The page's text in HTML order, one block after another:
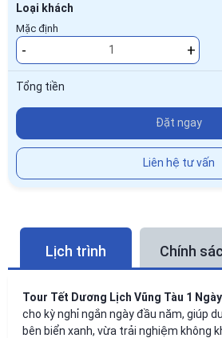
Loại khách
Mặc định
- +
Tổng tiền
Đặt ngay
Liên hệ tư vấn
Lịch trình Chính
Tour Tết Dương Lịch Vũng Tàu 1 Ngày
cho kỳ nghỉ ngắn ngày đầu năm, giúp
bên biển xanh, vừa trải nghiệm không